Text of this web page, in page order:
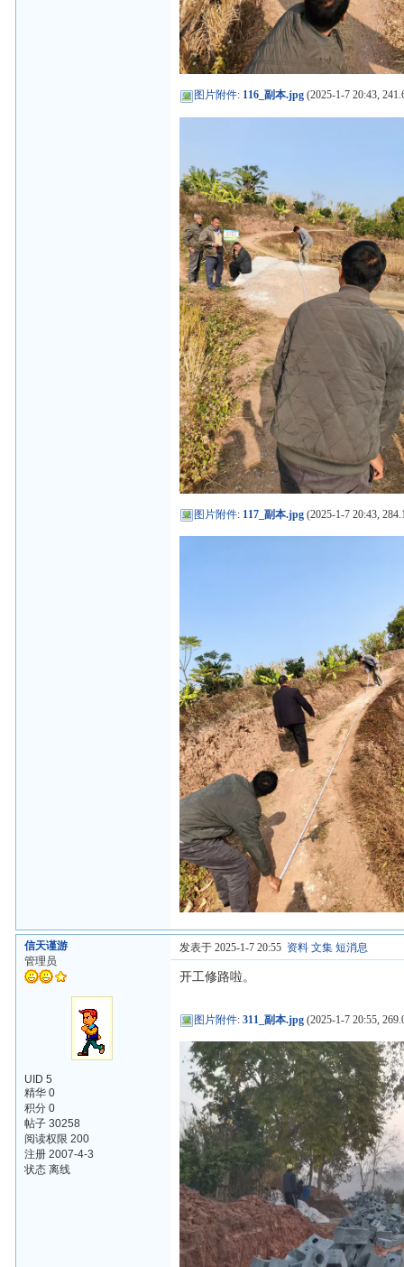
图片附件: 116_副本.jpg (2025-1-7 20:43,
图片附件: 117_副本.jpg (2025-1-7 20:43,
信天谨游
管理员
UID 5
精华 0
积分 0
帖子 30258
阅读权限 200
注册 2007-4-3
状态 离线
发表于 2025-1-7 20:55 资料 文集 短消息
开工修路啦。
图片附件:311_副本.jpg (2025-1-7 20:55,